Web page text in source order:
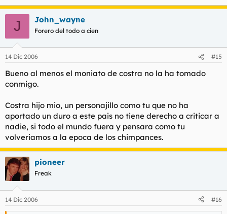
J John_wayne
Forero del todo a cien
14 Dic 2006 #15
Bueno al menos el moniato de costra no la ha tomado
conmigo.
Costra hijo mio, un personajillo como tu que no ha
aportado un duro a este pais no tiene derecho a criticar a
nadie, si todo el mundo fuera y pensara como tu
volveriamos a la epoca de los chimpances.
pioneer
Freak
14 Dic 2006 #16